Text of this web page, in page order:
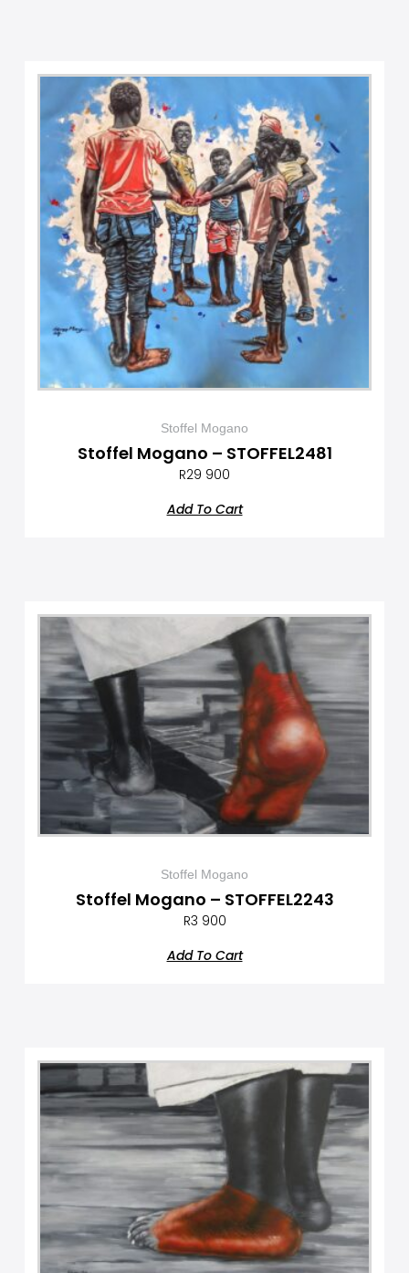
Stoffel Mogano
Stoffel Mogano – STOFFEL2481
R29 900
Add To Cart
Stoffel Mogano
Stoffel Mogano – STOFFEL2243
R3 900
Add To Cart